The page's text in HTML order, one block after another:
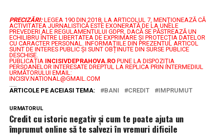
PRECIZĂRI: LEGEA 190 DIN 2018, LA ARTICOLUL 7, MENŢIONEAZĂ CĂ
ACTIVITATEA JURNALISTICĂ ESTE EXONERATĂ DE LA UNELE
PREVEDERI ALE REGULAMENTULUI GDPR, DACĂ SE PĂSTREAZĂ UN
ECHILIBRU ÎNTRE LIBERTATEA DE EXPRIMARE ŞI PROTECŢIA DATELOR
CU CARACTER PERSONAL.
INFORMAȚIILE DIN PREZENTUL ARTICOL
SUNT DE INTERES PUBLIC ȘI SUNT OBȚINUTE DIN SURSE PUBLICE
DESCHISE.
PUBLICAȚIA INCISIVDEPRAHOVA.ROPUNE LA DISPOZIȚIA
PERSOANELOR INTERESATE DREPTUL LA REPLICA PRIN INTERMEDIUL
URMĂTORULUI EMAIL:
INCISIV.NATIONAL@GMAIL.COM
ARTICOLE PE ACEIASI TEMA:
BANI CREDIT IMPRUMUT
URMATORUL
Credit cu istoric negativ și cum te poate ajuta un
împrumut online să te salvezi în vremuri dificile